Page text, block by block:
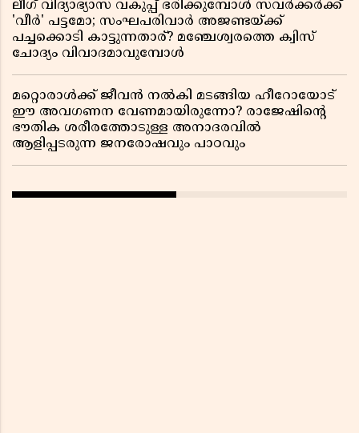
ലീഗ് വിദ്യാഭ്യാസ വകുപ്പ് ഭരിക്കുമ്പോൾ സവർക്കർക്ക്
'വീർ' പട്ടമോ; സംഘപരിവാർ അജണ്ടയ്ക്ക്
പച്ചക്കൊടി കാട്ടുന്നതാര്? മഞ്ചേശ്വരത്തെ ക്വിസ്
ചോദ്യം വിവാദമാവുമ്പോൾ
മറ്റൊരാൾക്ക് ജീവൻ നൽകി മടങ്ങിയ ഹീറോയോട്
ഈ അവഗണന വേണമായിരുന്നോ? രാജേഷിൻ്റെ
ഭൗതിക ശരീരത്തോടുള്ള അനാദരവിൽ
ആളിപ്പടരുന്ന ജനരോഷവും പാഠവും